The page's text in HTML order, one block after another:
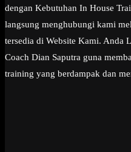
dengan Kebutuhan In House
langsung menghubungi kami
tersedia di Website Kami. Anda
Coach Dian Saputra guna
training yang berdampak dan